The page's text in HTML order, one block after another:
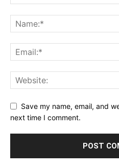
Save my name, email, and
next time I comment.